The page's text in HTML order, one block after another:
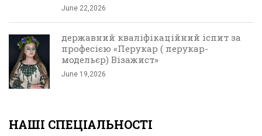
June 22,2026
державний кваліфікаційний іспит за
професією «Перукар ( перукар-
модельєр) Візажист»
June 19,2026
НАШІ СПЕЦІАЛЬНОСТІ